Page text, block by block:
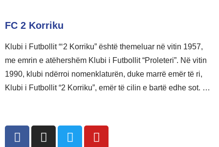
FC 2 Korriku
Klubi i Futbollit “‘2 Korriku” është themeluar në vitin 1957,
me emrin e atëhershëm Klubi i Futbollit “Proleteri”. Në vitin
1990, klubi ndërroi nomenklaturën, duke marrë emër të ri,
Klubi i Futbollit “2 Korriku”, emër të cilin e bartë edhe sot. …